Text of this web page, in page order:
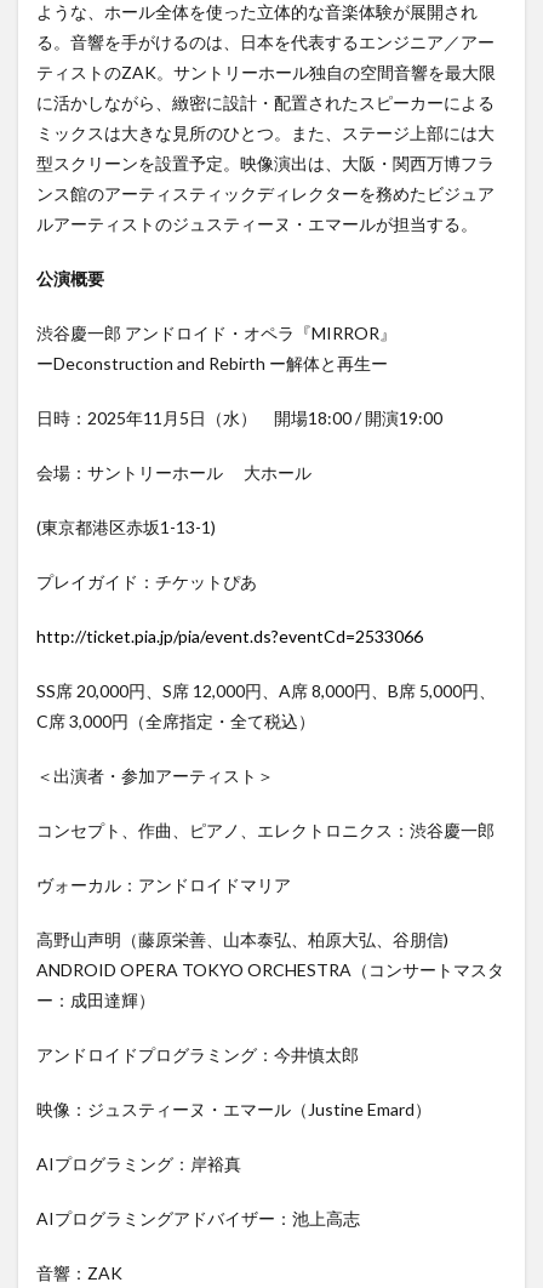
ような、ホール全体を使った立体的な音楽体験が展開され
る。音響を手がけるのは、日本を代表するエンジニア／アー
ティストのZAK。サントリーホール独自の空間音響を最大限
に活かしながら、緻密に設計・配置されたスピーカーによる
ミックスは大きな見所のひとつ。また、ステージ上部には大
型スクリーンを設置予定。映像演出は、大阪・関西万博フラ
ンス館のアーティスティックディレクターを務めたビジュア
ルアーティストのジュスティーヌ・エマールが担当する。
公演概要
渋谷慶一郎 アンドロイド・オペラ『MIRROR』
ーDeconstruction and Rebirth ー解体と再生ー
日時：2025年11月5日（水） 開場18:00 / 開演19:00
会場：サントリーホール 大ホール
(東京都港区赤坂1-13-1)
プレイガイド：チケットぴあ
http://ticket.pia.jp/pia/event.ds?eventCd=2533066
SS席 20,000円、S席 12,000円、A席 8,000円、B席 5,000円、
C席 3,000円（全席指定・全て税込）
＜出演者・参加アーティスト＞
コンセプト、作曲、ピアノ、エレクトロニクス：渋谷慶一郎
ヴォーカル：アンドロイドマリア
高野山声明（藤原栄善、山本泰弘、柏原大弘、谷朋信)
ANDROID OPERA TOKYO ORCHESTRA（コンサートマスタ
ー：成田達輝）
アンドロイドプログラミング：今井慎太郎
映像：ジュスティーヌ・エマール（Justine Emard）
AIプログラミング：岸裕真
AIプログラミングアドバイザー：池上高志
音響：ZAK